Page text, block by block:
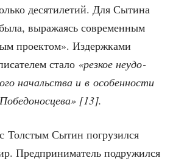
деся­ти­ле­тий. Для Сыти­на
выра­жа­ясь совре­мен­ным
про­ек­том». Издерж­ка­ми
ста­ло «рез­кое неудо­
началь­ства и в осо­бен­но­сти
[13].
Тол­стым Сытин погру­зил­ся
Пред­при­ни­ма­тель подру­жил­ся